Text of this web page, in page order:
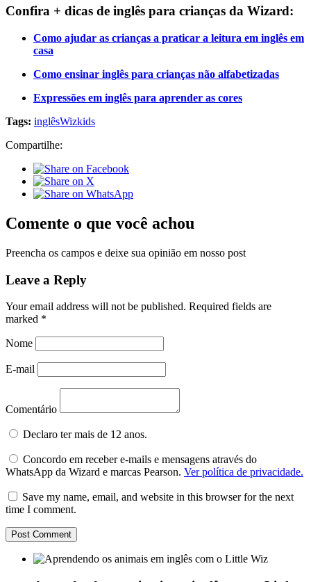
Confira + dicas de inglês para crianças da Wizard:
Como ajudar as crianças a praticar a leitura em inglês em
casa
Como ensinar inglês para crianças não alfabetizadas
Expressões em inglês para aprender as cores
Tags: inglêsWizkids
Compartilhe:
Comente o que você achou
Preencha os campos e deixe sua opinião em nosso post
Leave a Reply
Your email address will not be published. Required fields are
marked *
Nome
E-mail
Comentário
Declaro ter mais de 12 anos.
Concordo em receber e-mails e mensagens através do
WhatsApp da Wizard e marcas Pearson. Ver política de privacidade.
Save my name, email, and website in this browser for the next
time I comment.